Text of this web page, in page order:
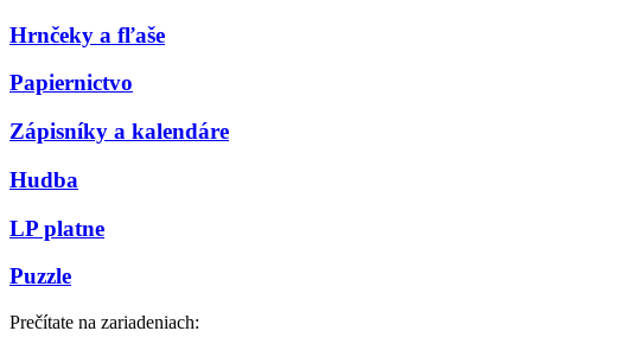
Hrnčeky a fľaše
Papiernictvo
Zápisníky a kalendáre
Hudba
LP platne
Puzzle
Prečítate na zariadeniach: